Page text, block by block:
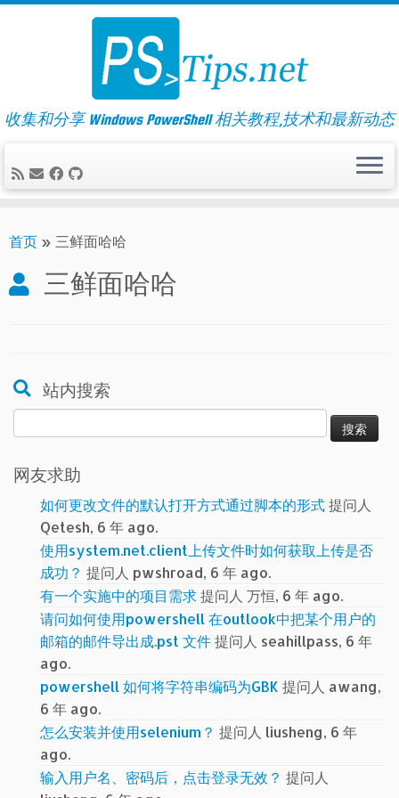
Skip
收集和分享 Windows PowerShell 相关教程,技术和最新动态
首页 » 三鲜面哈哈
三鲜面哈哈
站内搜索
索：
网友求助
如何更改文件的默认打开方式通过脚本的形式提问人
Qetesh, 6 年 ago.
使用system.net.client上传文件时如何获取上传是否
成功？ 提问人 pwshroad, 6 年 ago.
有一个实施中的项目需求提问人 万恒, 6 年 ago.
请问如何使用powershell 在outlook中把某个用户的
邮箱的邮件导出成.pst 文件提问人 seahillpass, 6 年
ago.
powershell 如何将字符串编码为GBK 提问人 awang,
6 年 ago.
怎么安装并使用selenium？ 提问人 liusheng, 6 年
ago.
输入用户名、密码后，点击登录无效？ 提问人